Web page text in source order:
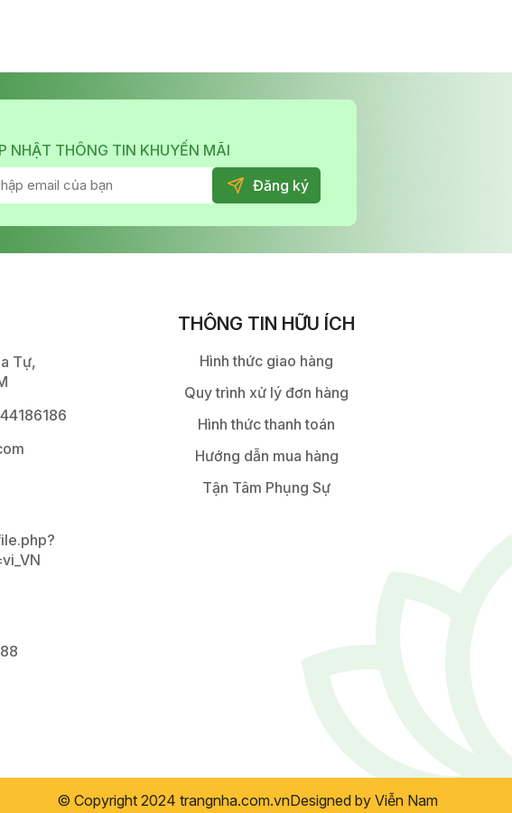
NHẬT THÔNG TIN KHUYẾN MÃI
Tự,
THÔNG TIN HỮU ÍCH
Hình thức giao hàng
Quy trình xử lý đơn hàng
Hình thức thanh toán
Hướng dẫn mua hàng
Tận Tâm Phụng Sự
© Copyright 2024 trangnha.com.vnDesigned by Viễn Nam